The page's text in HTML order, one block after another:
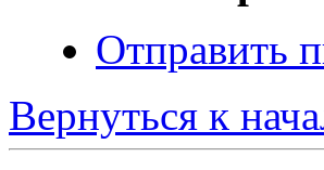
Отправить
Вернуться к